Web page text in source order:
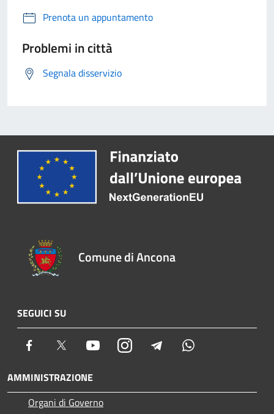
Prenota un appuntamento
Problemi in città
Segnala disservizio
Comune di Ancona
SEGUICI SU
Facebook Twitter YoutubeInstagram Telegram
AMMINISTRAZIONE
Organi di Governo